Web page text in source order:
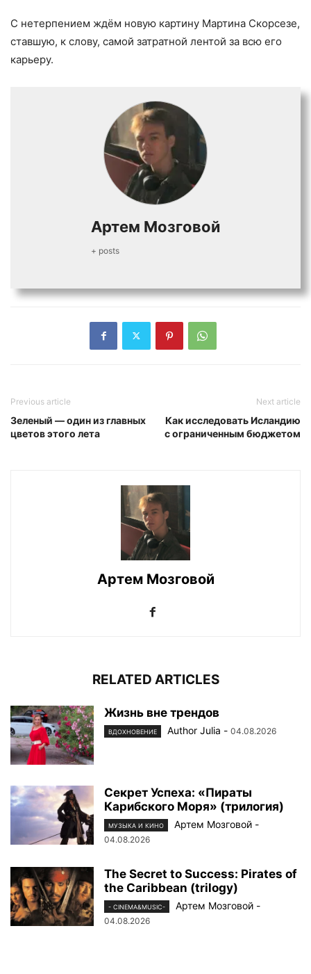
С нетерпением ждём новую картину Мартина Скорсезе,
ставшую, к слову, самой затратной лентой за всю его
карьеру.
Артем Мозговой
+ posts
Previous article
Зеленый — один из главных
цветов этого лета
Next article
Как исследовать Исландию
с ограниченным бюджетом
Артем Мозговой
RELATED ARTICLES
Жизнь вне трендов
ВДОХНОВЕНИЕ Author Julia - 04.08.2026
Секрет Успеха: «Пираты
Карибского Моря» (трилогия)
МУЗЫКА И КИНО Артем Мозговой -
04.08.2026
The Secret to Success: Pirates of
the Caribbean (trilogy)
- CINEMA&MUSIC- Артем Мозговой -
04.08.2026